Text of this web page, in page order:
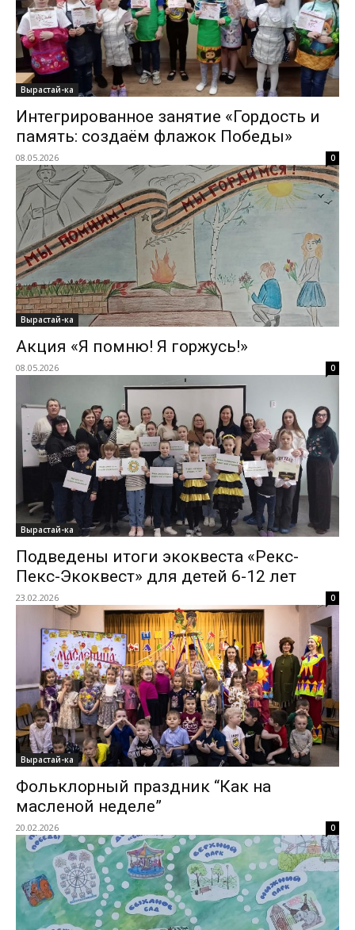
Вырастай-ка
Интегрированное занятие «Гордость и
память: создаём флажок Победы»
08.05.2026 0
Вырастай-ка
Акция «Я помню! Я горжусь!»
08.05.2026 0
Вырастай-ка
Подведены итоги экоквеста «Рекс-
Пекс-Экоквест» для детей 6-12 лет
23.02.2026 0
Вырастай-ка
Фольклорный праздник “Как на
масленой неделе”
20.02.2026 0